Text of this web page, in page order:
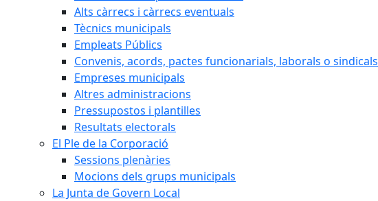
Alts càrrecs i càrrecs eventuals
Tècnics municipals
Empleats Públics
Convenis, acords, pactes funcionarials, laborals o sindicals
Empreses municipals
Altres administracions
Pressupostos i plantilles
Resultats electorals
El Ple de la Corporació
Sessions plenàries
Mocions dels grups municipals
La Junta de Govern Local